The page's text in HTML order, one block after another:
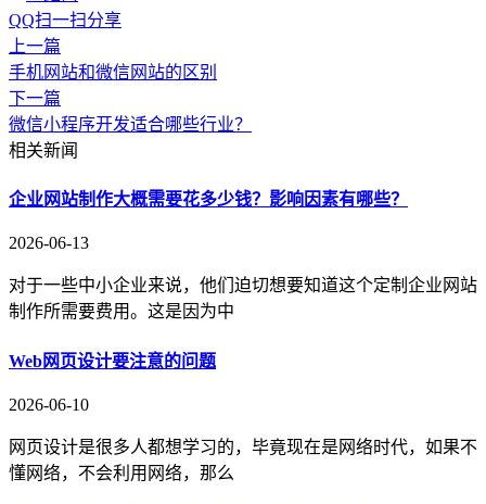
QQ扫一扫分享
上一篇
手机网站和微信网站的区别
下一篇
微信小程序开发适合哪些行业？
相关新闻
企业网站制作大概需要花多少钱？影响因素有哪些？
2026-06-13
对于一些中小企业来说，他们迫切想要知道这个定制企业网站
制作所需要费用。这是因为中
Web网页设计要注意的问题
2026-06-10
网页设计是很多人都想学习的，毕竟现在是网络时代，如果不
懂网络，不会利用网络，那么